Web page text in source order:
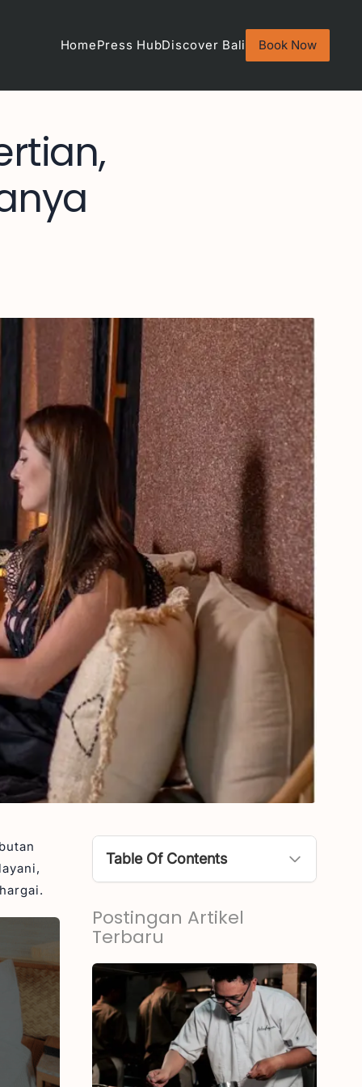
HomePress HubDiscover Bali Book Now
Table Of Contents
Pentingnya Hospitality
Peluang Kerja Dunia Hospitality
Jenis Hospitality
1. Accommodation Hospitality
2. Food and Beverage Service
Postingan Artikel
Terbaru